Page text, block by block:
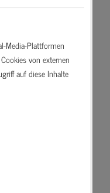
Media-Plattformen
von externen
auf diese Inhalte